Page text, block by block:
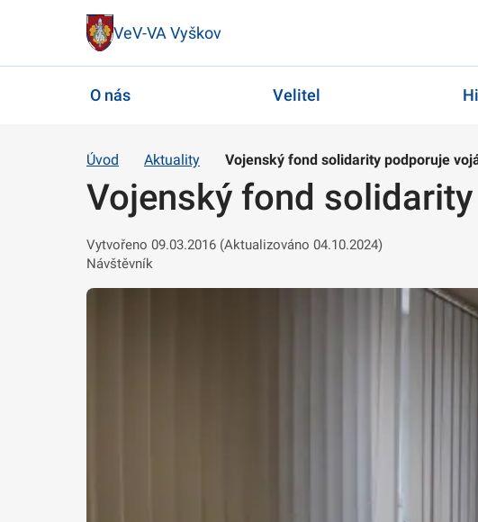
VeV-VA Vyškov
O nás Velitel
Úvod Aktuality Vojenský fond solidarity podporuje
Vojenský fond
Vytvořeno 09.03.2016 (Aktualizováno 04.10.2024)
Návštěvník